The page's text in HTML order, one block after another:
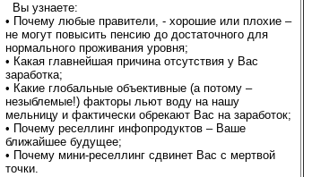
Вы узнаете:
• Почему любые правители, - хорошие или плохие –
не могут повысить пенсию до достаточного для
нормального проживания уровня;
• Какая главнейшая причина отсутствия у Вас
заработка;
• Какие глобальные объективные (а потому –
незыблемые!) факторы льют воду на нашу
мельницу и фактически обрекают Вас на заработок;
• Почему реселлинг инфопродуктов – Ваше
ближайшее будущее;
• Почему мини-реселлинг сдвинет Вас с мертвой
точки.